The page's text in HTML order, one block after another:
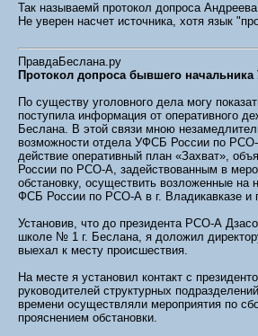
Так называемй протокол допроса
Не уверен насчет источника, хотя язык
ПравдаБеслана.ру
Протокол допроса бывшего
По существу уголовного дела могу
поступила информация от оперативного
Беслана. В этой связи мною
возможности отдела УФСБ России по
действие оперативный план «Захват»,
России по РСО-А, задействованным в
обстановку, осуществить возложенные
ФСБ России по РСО-А в г. Владикавказе и
Установив, что до президента РСО-А
школе № 1 г. Беслана, я доложил
выехал к месту происшествия.
На месте я установил контакт с
руководителей структурных
времени осуществляли мероприятия по
прояснением обстановки.